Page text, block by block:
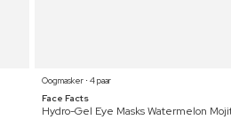
Oogmasker ⋅ 4 paar
Face Facts
Hydro-Gel Eye Masks Watermelon